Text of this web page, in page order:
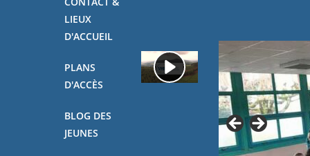
LIEUX
D'ACCUEIL
PLANS
D'ACCÈS
BLOG DES
JEUNES